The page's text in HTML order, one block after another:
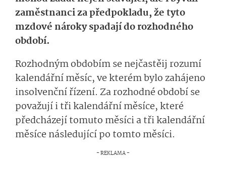
zaměstnanci za předpokladu, že tyto
mzdové nároky spadají do rozhodného
období.
Rozhodným obdobím se nejčastěij rozumí
kalendářní měsíc, ve kterém bylo zahájeno
insolvenční řízení. Za rozhodné období se
považují i tři kalendářní měsíce, které
předcházejí tomuto měsíci a tři kalendářní
měsíce následující po tomto měsíci.